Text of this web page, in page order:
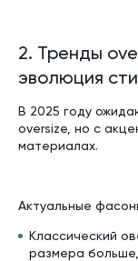
2. Тренды
эволюция
В 2025 году
oversize, но с
материалах.
Актуальные
Классический
размера